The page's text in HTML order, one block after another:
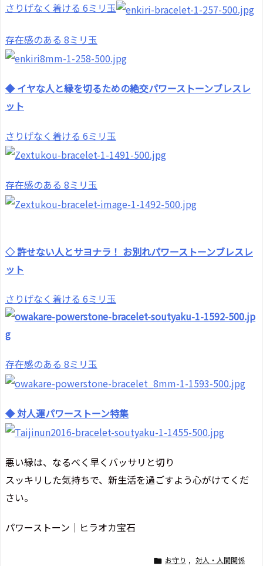
さりげなく着ける 6ミリ玉
存在感のある 8ミリ玉
◆ イヤな人と縁を切るための絶交パワーストーンブレスレ
ット
さりげなく着ける 6ミリ玉
存在感のある 8ミリ玉
◇ 許せない人とサヨナラ！ お別れパワーストーンブレスレ
ット
さりげなく着ける 6ミリ玉
存在感のある 8ミリ玉
◆ 対人運パワーストーン特集
悪い縁は、なるべく早くバッサリと切り
スッキリした気持ちで、新生活を過ごすよう心がけてくだ
さい。
パワーストーン｜ヒラオカ宝石
 お守り , 対人・人間関係